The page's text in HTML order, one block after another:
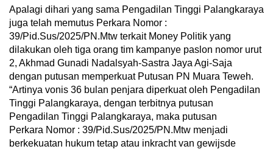
Apalagi dihari yang sama Pengadilan Tinggi Palangkaraya
juga telah memutus Perkara Nomor :
39/Pid.Sus/2025/PN.Mtw terkait Money Politik yang
dilakukan oleh tiga orang tim kampanye paslon nomor urut
2, Akhmad Gunadi Nadalsyah-Sastra Jaya Agi-Saja
dengan putusan memperkuat Putusan PN Muara Teweh.
“Artinya vonis 36 bulan penjara diperkuat oleh Pengadilan
Tinggi Palangkaraya, dengan terbitnya putusan
Pengadilan Tinggi Palangkaraya, maka putusan
Perkara Nomor : 39/Pid.Sus/2025/PN.Mtw menjadi
berkekuatan hukum tetap atau inkracht van gewijsde